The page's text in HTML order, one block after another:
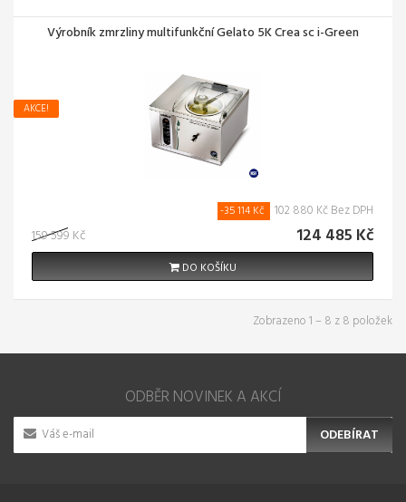
Výrobník zmrzliny multifunkční Gelato 5K Crea sc i-Green
AKCE!
159 599 Kč
-35 114 Kč 102 880 Kč Bez DPH
124 485 Kč
DO KOŠÍKU
Zobrazeno 1 – 8 z 8 položek
ODBĚR NOVINEK A AKCÍ
ODEBÍRAT